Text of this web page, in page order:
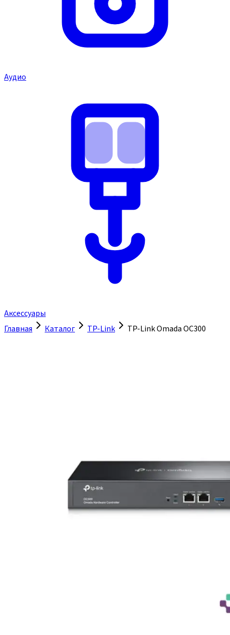
Аудио
Аксессуары
Главная
Каталог TP-Link TP-Link Omada OC300